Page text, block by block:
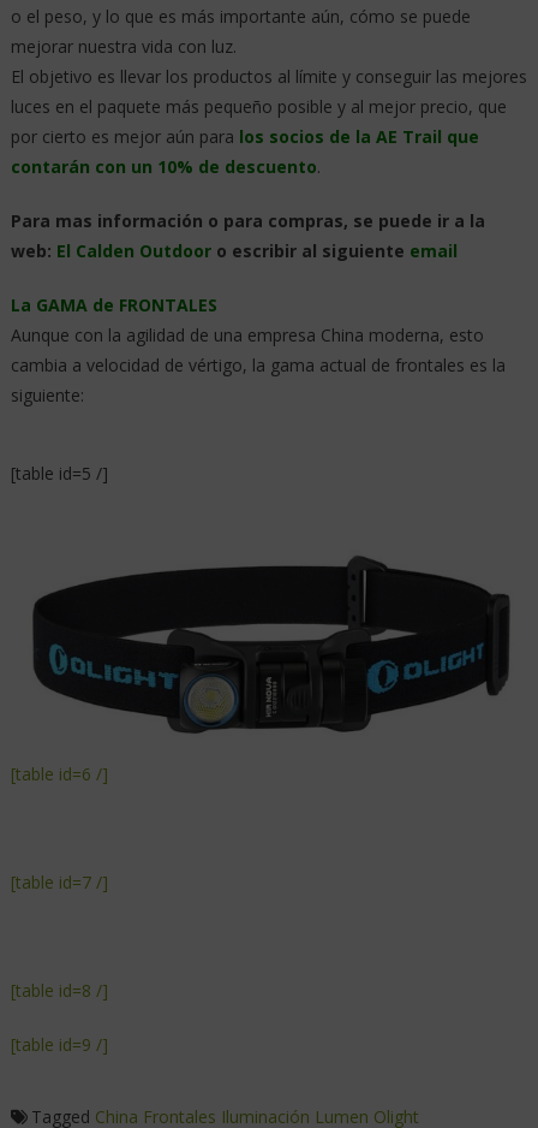
o el peso, y lo que es más importante aún, cómo se puede
mejorar nuestra vida con luz.
El objetivo es llevar los productos al límite y conseguir las mejores
luces en el paquete más pequeño posible y al mejor precio, que
por cierto es mejor aún para los socios de la AE Trail que
contarán con un 10% de descuento.
Para mas información o para compras, se puede ir a la
web: El Calden Outdooro escribir al siguiente email
La GAMA de FRONTALES
Aunque con la agilidad de una empresa China moderna, esto
cambia a velocidad de vértigo, la gama actual de frontales es la
siguiente:
[table id=5 /]
[table id=6 /]
[table id=7 /]
[table id=8 /]
[table id=9 /]
Tagged China Frontales Iluminación Lumen Olight